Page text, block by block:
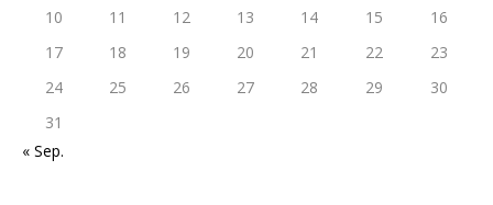
10
11 12 13 14 15
16
17
18 19 20 21 22
23
24
25 26 27 28 29
30
31
« Sep.